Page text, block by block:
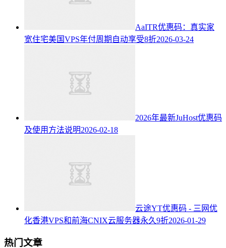
AaITR优惠码：真实家
宽住宅美国VPS年付周期自动享受8折2026-03-24
2026年最新JuHost优惠码
及使用方法说明2026-02-18
云途YT优惠码 - 三网优
化香港VPS和前海CNIX云服务器永久9折2026-01-29
热门文章